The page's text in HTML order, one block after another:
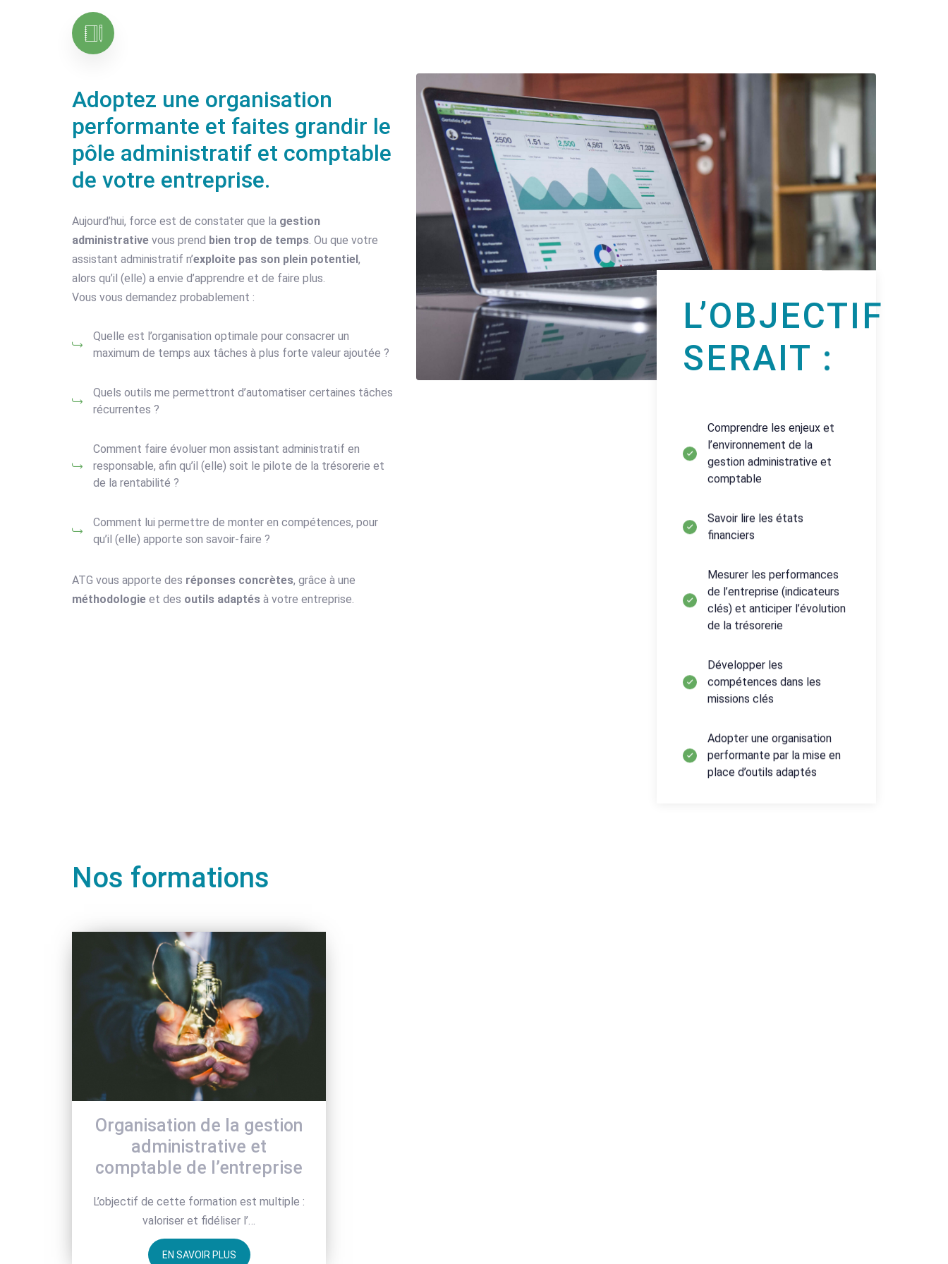
Adoptez une organisation
performante et faites grandir le
pôle administratif et comptable
de votre entreprise.
Aujourd’hui, force est de constater que la gestion
administrative vous prend bien trop de temps . Ou que votre
assistant administratif n’exploite pas son plein potentiel,
alors qu’il (elle) a envie d’apprendre et de faire plus.
Vous vous demandez probablement :
Quelle est l’organisation optimale pour consacrer un
maximum de temps aux tâches à plus forte valeur ajoutée ?
Quels outils me permettront d’automatiser certaines tâches
récurrentes ?
Comment faire évoluer mon assistant administratif en
responsable, afin qu’il (elle) soit le pilote de la trésorerie et
de la rentabilité ?
Comment lui permettre de monter en compétences, pour
qu’il (elle) apporte son savoir-faire ?
ATG vous apporte des réponses concrètes, grâce à une
méthodologie et des outils adaptés à votre entreprise.
L’OBJECTIF
SERAIT :
Comprendre les enjeux et
l’environnement de la
gestion administrative et
comptable
Savoir lire les états
financiers
Mesurer les performances
de l’entreprise (indicateurs
clés) et anticiper l’évolution
de la trésorerie
Développer les
compétences dans les
missions clés
Adopter une organisation
performante par la mise en
place d’outils adaptés
Nos formations
Organisation de la gestion
administrative et
comptable de l’entreprise
L’objectif de cette formation est multiple :
valoriser et fidéliser l’…
EN SAVOIR PLUS